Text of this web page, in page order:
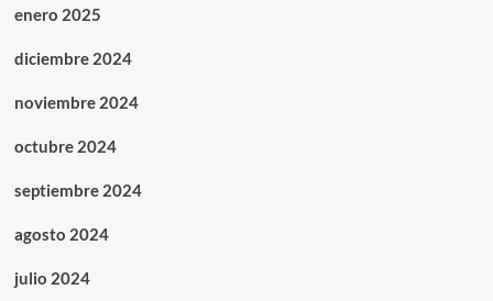
enero 2025
diciembre 2024
noviembre 2024
octubre 2024
septiembre 2024
agosto 2024
julio 2024